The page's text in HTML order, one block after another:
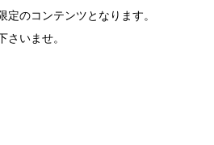
定のコンテンツとなります。
さいませ。